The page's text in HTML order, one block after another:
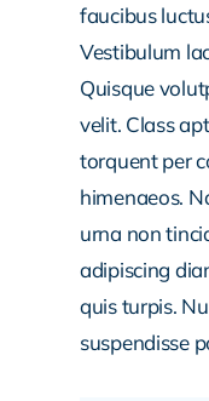
faucibus
Vestibulum
Quisque
velit. Class
torquent per
himenaeos.
urna non
adipiscing
quis turpis.
suspendisse